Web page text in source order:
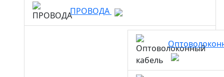
ПРОВОДА